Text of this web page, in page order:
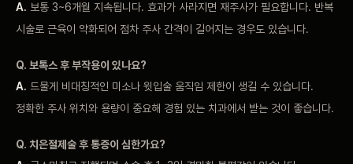
A. 보통 3~6개월 지속됩니다. 효과가 사라지면 재주사가 필요합니다. 반복
시술로 근육이 약화되어 점차 주사 간격이 길어지는 경우도 있습니다.
Q. 보톡스 후 부작용이 있나요?
A. 드물게 비대칭적인 미소나 윗입술 움직임 제한이 생길 수 있습니다.
정확한 주사 위치와 용량이 중요해 경험 있는 치과에서 받는 것이 좋습니다.
Q. 치은절제술 후 통증이 심한가요?